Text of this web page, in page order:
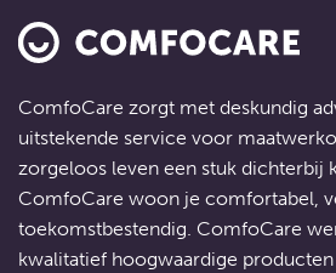
ComfoCare zorgt met deskundig
uitstekende service voor
zorgeloos leven een stuk dichterbij
ComfoCare woon je comfortabel,
toekomstbestendig. ComfoCare
kwalitatief hoogwaardige